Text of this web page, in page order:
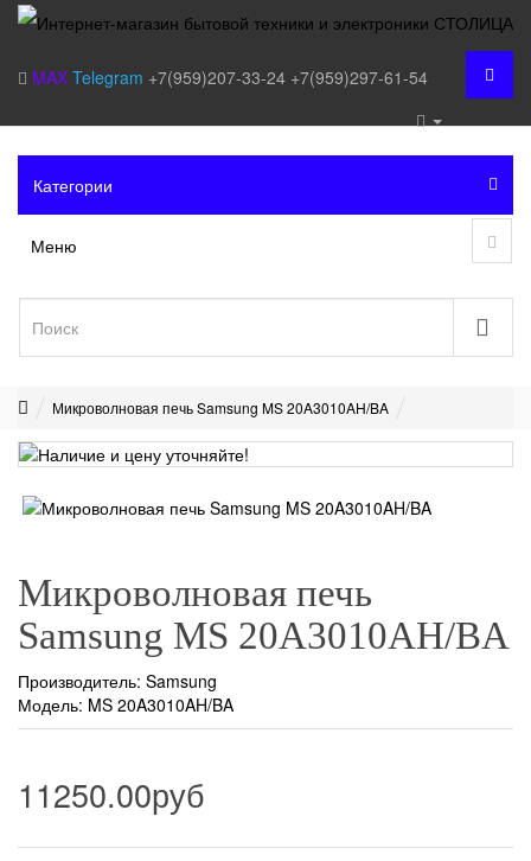
MAX Telegram +7(959)207-33-24 +7(959)297-61-54
Категории
Меню
Микроволновая печь Samsung MS 20A3010AH/BA
Микроволновая печь
Samsung MS 20A3010AH/BA
Производитель: Samsung
Модель: MS 20A3010AH/BA
11250.00руб